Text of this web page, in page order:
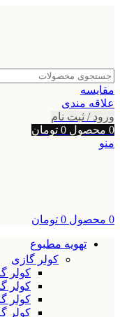
مقایسه
علاقه مندی
ورود / ثبت نام
0 محصول 0 تومان
منو
0 محصول 0 تومان
تهویه مطبوع
کولر گازی
کولر
کولر
کولر
کولر